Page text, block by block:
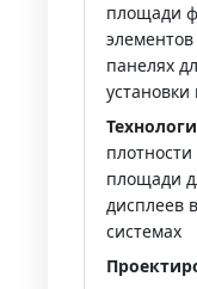
площади
панелях
площади
дисплеев
системах